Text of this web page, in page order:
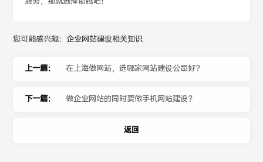
您可能感兴趣： 企业网站建设相关知识
上一篇： 在上海做网站，选哪家网站建设公司好？
下一篇： 做企业网站的同时要做手机网站建设？
返回